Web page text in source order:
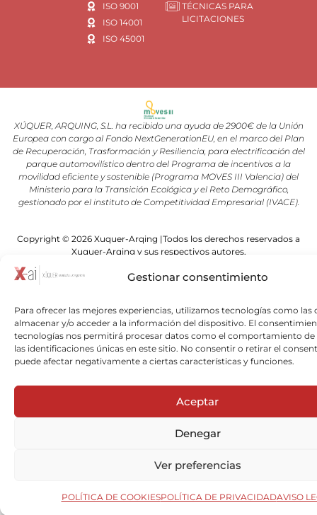
Gestionar consentimiento
Para ofrecer las mejores experiencias, utilizamos tecnologías como las
almacenar y/o acceder a la información del dispositivo. El
tecnologías nos permitirá procesar datos como el comportamiento de
las identificaciones únicas en este sitio. No consentir o retirar el
puede afectar negativamente a ciertas características y funciones.
Aceptar
Denegar
Ver preferencias
POLÍTICA DE COOKIESPOLÍTICA DE PRIVACIDADAVISO
ISO 9001
ISO 14001
ISO 45001
TÉCNICAS PARA
LICITACIONES
XÚQUER, ARQUING, S.L. ha recibido una ayuda de 2900€ de la Unión
Europea con cargo al Fondo NextGenerationEU, en el marco del Plan
de Recuperación, Trasformación y Resiliencia, para electrificación del
parque automovilístico dentro del Programa de incentivos a la
movilidad eficiente y sostenible (Programa MOVES III Valencia) del
Ministerio para la Transición Ecológica y el Reto Demográfico,
gestionado por el instituto de Competitividad Empresarial (IVACE).
Copyright © 2026 Xuquer-Arqing |Todos los derechos reservados a
Xuquer-Arqing y sus respectivos autores.